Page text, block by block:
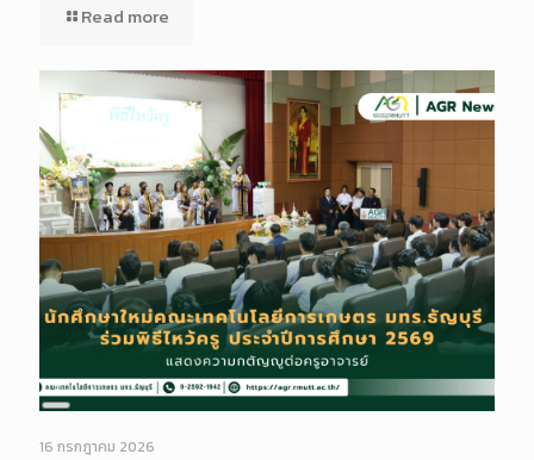
Read more
Long
Description
16 กรกฎาคม 2026